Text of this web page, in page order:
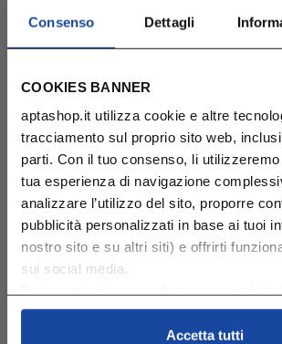
Consenso Dettagli
COOKIES BANNER
aptashop.it utilizza cookie e altre
tracciamento sul proprio sito web,
parti. Con il tuo consenso, li
tua esperienza di navigazione
analizzare l’utilizzo del sito, proporre
pubblicità personalizzati in base ai tuoi
nostro sito e su altri siti) e offrirti
sui social media.
Puoi gestire le tue preferenze in
cliccando su Impostazioni dei cookie.
informazioni sono disponibili nella
Accetta tutti
Può afferrare gli oggetti con pollice e
quando sono fuori dalla vista.
Risponde a ordini semplici.
Inizia a imitare i suoni del linguaggio.
Asseconda la sua voglia di
mosse
pavimento: questa posizione è
ampia libertà di movimento.Il